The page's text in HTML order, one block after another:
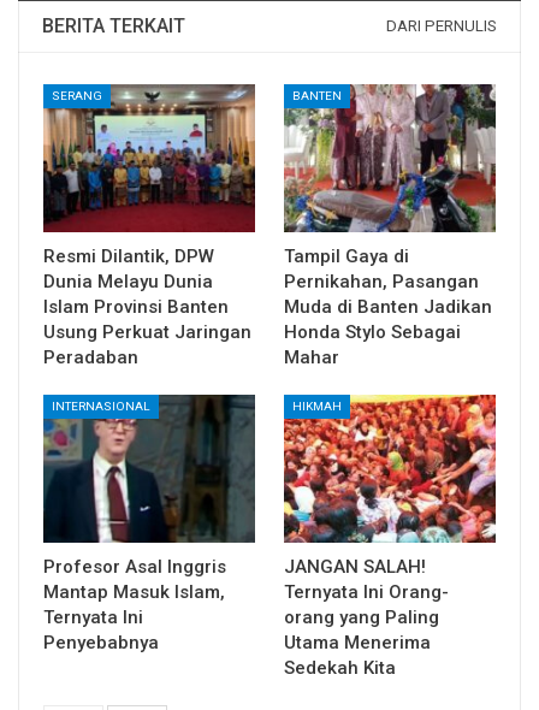
BERITA TERKAIT DARI PERNULIS
SERANG
Resmi Dilantik, DPW
Dunia Melayu Dunia
Islam Provinsi Banten
Usung Perkuat Jaringan
Peradaban
BANTEN
Tampil Gaya di
Pernikahan, Pasangan
Muda di Banten Jadikan
Honda Stylo Sebagai
Mahar
INTERNASIONAL
Profesor Asal Inggris
Mantap Masuk Islam,
Ternyata Ini
Penyebabnya
HIKMAH
JANGAN SALAH!
Ternyata Ini Orang-
orang yang Paling
Utama Menerima
Sedekah Kita